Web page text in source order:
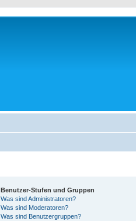
Benutzer-Stufen und Gruppen
Was sind Administratoren?
Was sind Moderatoren?
Was sind Benutzergruppen?